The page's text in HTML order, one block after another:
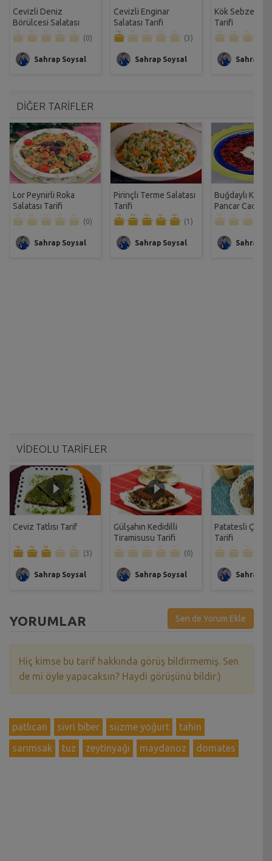
Cevizli Deniz
Börülcesi Salatası
Tarifi
(0)
Sahrap Soysal
Cevizli Enginar
Salatası Tarifi
(3)
Sahrap Soysal
Kök Sebze
Tarifi
Sahrap
DİĞER TARİFLER
Lor Peynirli Roka
Salatası Tarifi
(0)
Sahrap Soysal
Pirinçli Terme Salatası
Tarifi
(1)
Sahrap Soysal
Buğdaylı
Pancar Cacığı
Sahrap
VİDEOLU TARİFLER
Ceviz Tatlısı Tarif
(3)
Sahrap Soysal
Gülşahın Kedidilli
Tiramisusu Tarifi
(0)
Sahrap Soysal
Patatesli Çıtır
Tarifi
Sahrap
YORUMLAR Sen de Yorum Ekle
Hiç kimse bu tarif hakkında görüş bildirmemiş. Sen
de mi öyle yapacaksın? Haydi görüşünü bildir:)
patlıcan sivri biber süzme yoğurt
tahin
sarımsak
tuz zeytinyağı maydanoz domates